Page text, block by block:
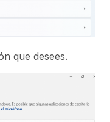
que desees.